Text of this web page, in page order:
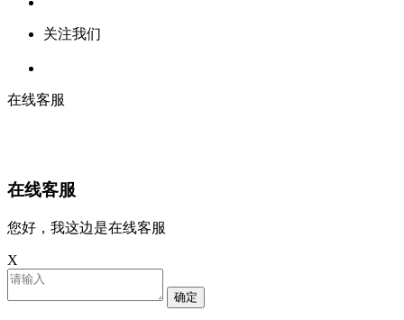
关注我们
在线客服
在线客服
您好，我这边是在线客服
X
确定